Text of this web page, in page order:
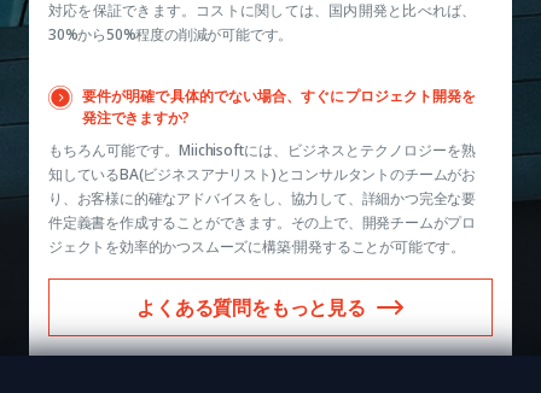
対応を保証できます。コストに関しては、国内開発と比べれば、
30%から50%程度の削減が可能です。
要件が明確で具体的でない場合、すぐにプロジェクト開発を
発注できますか?
もちろん可能です。Miichisoftには、ビジネスとテクノロジーを熟
知しているBA(ビジネスアナリスト)とコンサルタントのチームがお
り、お客様に的確なアドバイスをし、協力して、詳細かつ完全な要
件定義書を作成することができます。その上で、開発チームがプロ
ジェクトを効率的かつスムーズに構築·開発することが可能です。
よくある質問をもっと見る